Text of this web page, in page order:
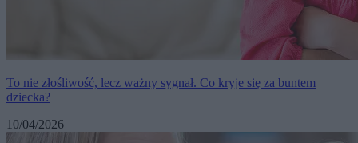
To nie złośliwość, lecz ważny sygnał. Co kryje się za buntem
dziecka?
10/04/2026